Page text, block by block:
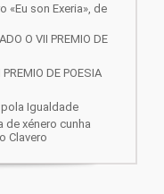
son Exeria», de
O VII PREMIO DE
DE POESIA
Igualdade
de xénero cunha
Clavero